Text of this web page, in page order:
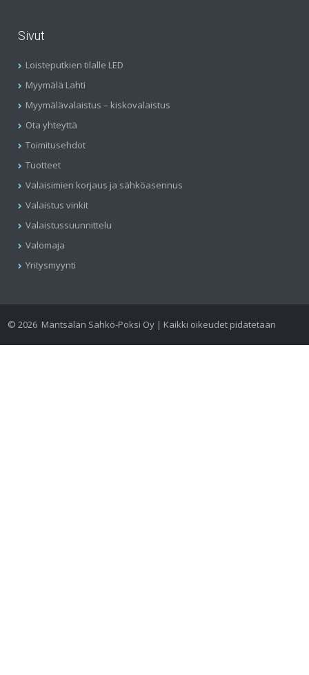
Sivut
Loisteputkien tilalle LED
Myymälä Lahti
Myymälävalaistus – kiskovalaistus
Ota yhteyttä
Toimitusehdot
Tuotteet
Valaisimien korjaus ja sähköasennus
Valaistus vinkit
Valaistussuunnittelu
Valomaja
Yritysmyynti
©2026 Mäntsälän Sähkö-Poksi Oy | Kaikki oikeudet pidätetään